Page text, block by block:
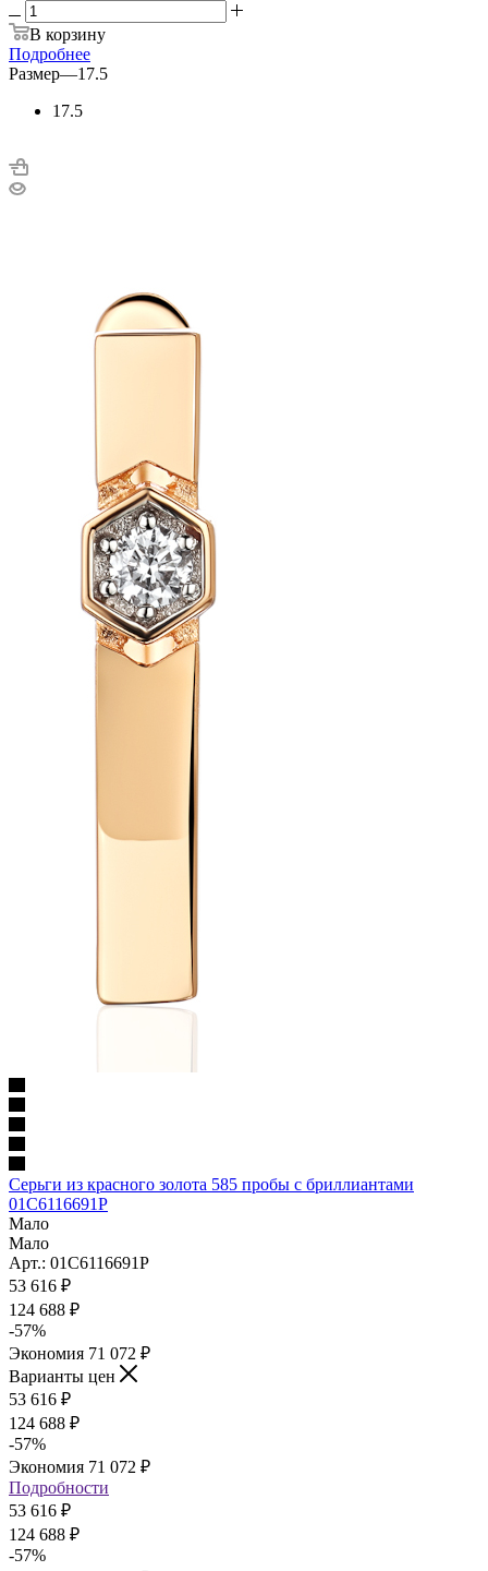
В корзину
Подробнее
Размер—17.5
17.5
Серьги из красного золота 585 пробы с бриллиантами
01С6116691Р
Мало
Мало
Арт.: 01С6116691Р
53 616 ₽
124 688 ₽
-57%
Экономия 71 072 ₽
Варианты цен
53 616 ₽
124 688 ₽
-57%
Экономия 71 072 ₽
Подробности
53 616 ₽
124 688 ₽
-57%